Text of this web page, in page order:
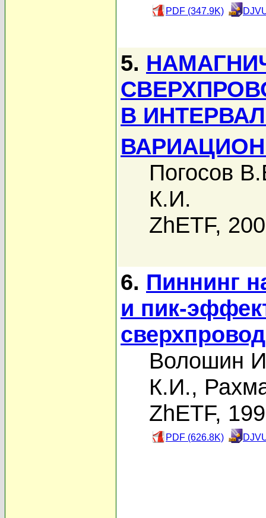
PDF (347.9K)
5.
В
Погосов
К.И.
ZhETF,
6. Пиннинг
и пик-
Волошин
К.И.,
ZhETF,
PDF (626.8K)